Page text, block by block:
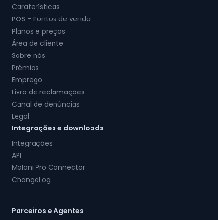
Caraterísticas
POS - Pontos de venda
Planos e preços
Área de cliente
Sobre nós
Prémios
Emprego
Livro de reclamações
Canal de denúncias
Legal
Integrações e downloads
Integrações
API
Moloni Pro Connector
ChangeLog
Parceiros e Agentes